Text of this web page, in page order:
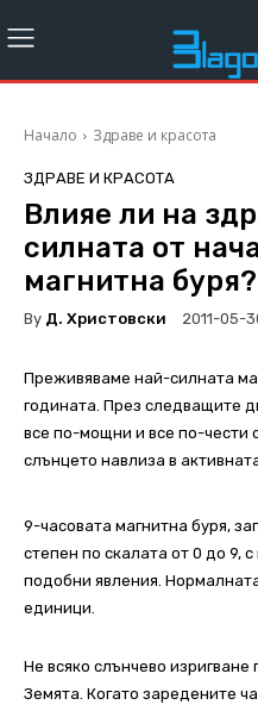
Начало Здраве и красота
ЗДРАВЕ И КРАСОТА
Влияе ли на
силната от
магнитна буря?
By Д. Христовски 2011-05-
Преживяваме най-силната
годината. През следващите
все по-мощни и все по-чести
слънцето навлиза в
9-часовата магнитна буря,
степен по скалата от 0 до 9,
подобни явления.
единици.
Не всяко слънчево
Земята. Когато заредените